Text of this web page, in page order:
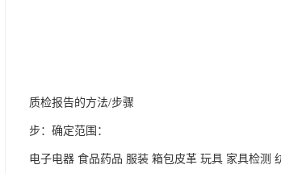
质检报告的方法/步骤
步：确定范围：
电子电器 食品药品 服装 箱包皮革 玩具 家具检测